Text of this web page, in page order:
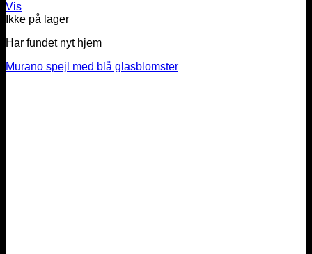
Vis
Ikke på lager
Har fundet nyt hjem
Murano spejl med blå glasblomster